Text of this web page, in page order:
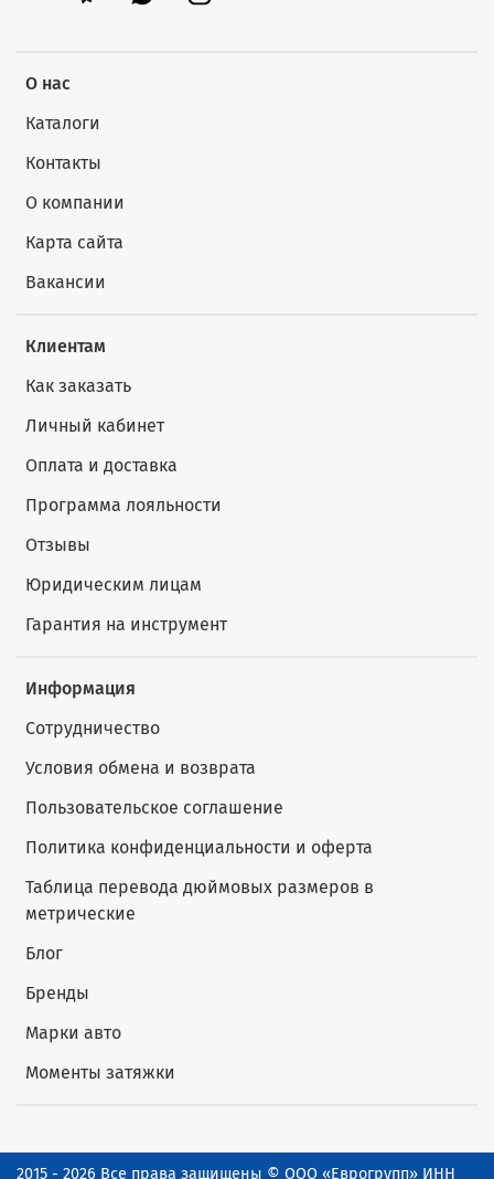
О нас
Каталоги
Контакты
О компании
Карта сайта
Вакансии
Клиентам
Как заказать
Личный кабинет
Оплата и доставка
Программа лояльности
Отзывы
Юридическим лицам
Гарантия на инструмент
Информация
Сотрудничество
Условия обмена и возврата
Пользовательское соглашение
Политика конфиденциальности и оферта
Таблица перевода дюймовых размеров в
метрические
Блог
Бренды
Марки авто
Моменты затяжки
2015 - 2026 Все права защищены © ООО «Еврогрупп» ИНН